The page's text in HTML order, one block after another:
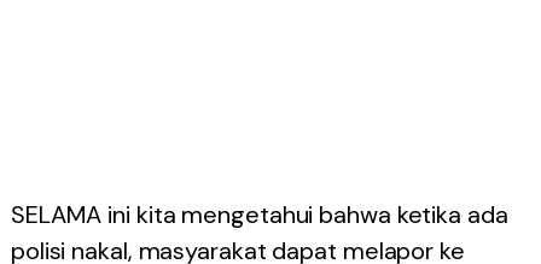
SELAMA ini kita mengetahui bahwa ketika ada
polisi nakal, masyarakat dapat melapor ke